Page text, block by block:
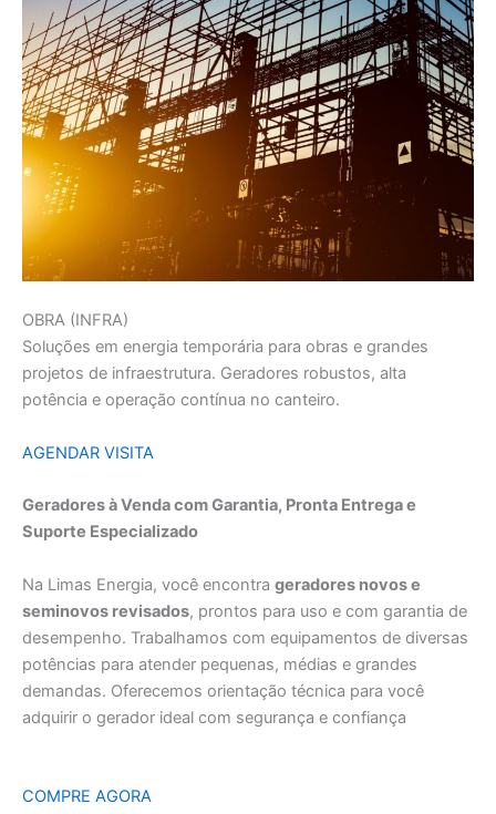
OBRA (INFRA)
Soluções em energia temporária para obras e grandes
projetos de infraestrutura. Geradores robustos, alta
potência e operação contínua no canteiro.
AGENDAR VISITA
Geradores à Venda com Garantia, Pronta Entrega e
Suporte Especializado
Na Limas Energia, você encontra geradores novos e
seminovos revisados, prontos para uso e com garantia de
desempenho. Trabalhamos com equipamentos de diversas
potências para atender pequenas, médias e grandes
demandas. Oferecemos orientação técnica para você
adquirir o gerador ideal com segurança e confiança
COMPRE AGORA